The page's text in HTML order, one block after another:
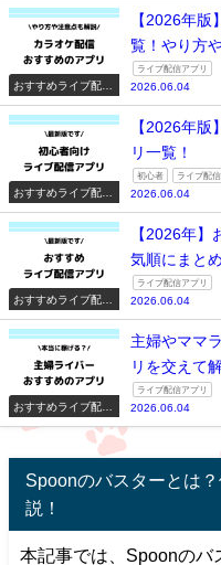
おすすめライブ配信
【2026年
覧！やり方
ライブ配信アプリ
2026.06.04
おすすめライブ配信
【2026年
リ一覧！
初心者 ライブ配信
2026.06.04
おすすめライブ配信
【2026年】
気順にまと
ライブ配信アプリ
2026.06.04
おすすめライブ配信
主婦やママ
リを交えて
ライブ配信アプリ
2026.06.04
Spoonのバスターとは
説！
本記事では、Spoonのバ